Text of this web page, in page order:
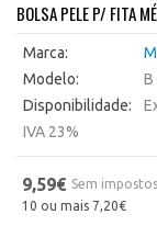
BOLSA PELE P/ FITA
Marca:
Modelo:
B
Disponibilidade:
IVA 23%
9,59€ Sem
10 ou mais 7,20€